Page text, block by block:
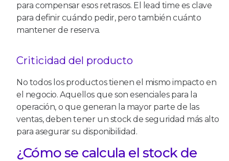
para compensar esos retrasos. El lead time es clave
para definir cuándo pedir, pero también cuánto
mantener de reserva.
Criticidad del producto
No todos los productos tienen el mismo impacto en
el negocio. Aquellos que son esenciales para la
operación, o que generan la mayor parte de las
ventas, deben tener un stock de seguridad más alto
para asegurar su disponibilidad.
¿Cómo se calcula el stock de